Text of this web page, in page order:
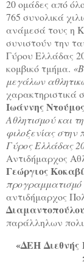
20 ομάδες από
765 συνολικά
ανάμεσά τους η
συνιστούν την
Γύρου Ελλάδας
κομβικό τμήμα.
μεγάλων
χαρακτηριστικά
Ιωάννης
Αθλητισμού και
φιλοξενίας στην
Γύρος Ελλάδας
Αντιδήμαρχος
Γεώργιος
αντιδήμαρχος
παράλληλων
«ΔΕΗ Διεθνής